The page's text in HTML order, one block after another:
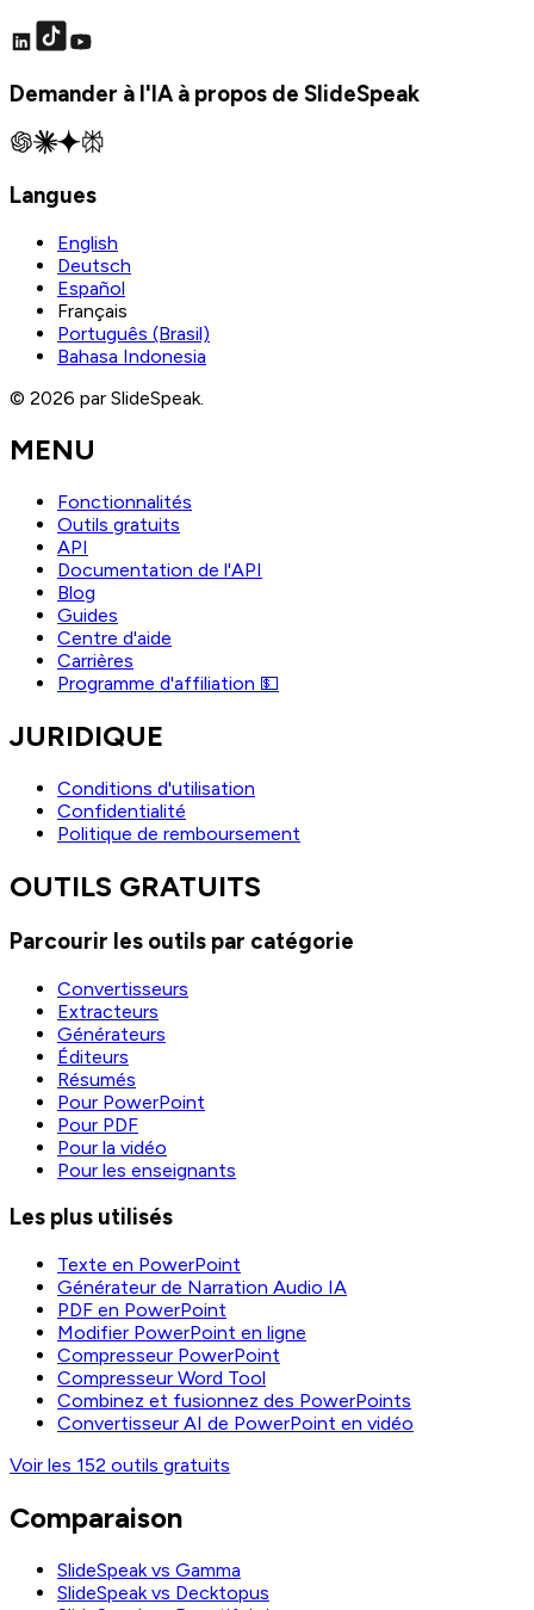
Demander à l'IA à propos de SlideSpeak
Langues
English
Deutsch
Español
Français
Português (Brasil)
Bahasa Indonesia
© 2026 par SlideSpeak.
MENU
Fonctionnalités
Outils gratuits
API
Documentation de l'API
Blog
Guides
Centre d'aide
Carrières
Programme d'affiliation 💵
JURIDIQUE
Conditions d'utilisation
Confidentialité
Politique de remboursement
OUTILS GRATUITS
Parcourir les outils par catégorie
Convertisseurs
Extracteurs
Générateurs
Éditeurs
Résumés
Pour PowerPoint
Pour PDF
Pour la vidéo
Pour les enseignants
Les plus utilisés
Texte en PowerPoint
Générateur de Narration Audio IA
PDF en PowerPoint
Modifier PowerPoint en ligne
Compresseur PowerPoint
Compresseur Word Tool
Combinez et fusionnez des PowerPoints
Convertisseur AI de PowerPoint en vidéo
Voir les 152 outils gratuits
Comparaison
SlideSpeak vs Gamma
SlideSpeak vs Decktopus